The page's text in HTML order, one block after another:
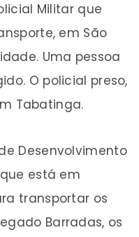
Militar que
em São
Uma pessoa
O policial preso,
Tabatinga.
Desenvolvimento
está em
transportar os
Barradas, os